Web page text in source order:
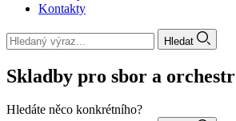
Kontakty
Hledat
Skladby pro sbor a orchestr
Hledáte něco konkrétního?